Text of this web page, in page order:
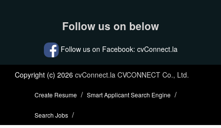
Follow us on below
Follow us on Facebook: cvConnect.la
Copyright (c) 2026 cvConnect.la CVCONNECT Co., Ltd.
Create Resume Smart Applicant Search Engine
Search Jobs